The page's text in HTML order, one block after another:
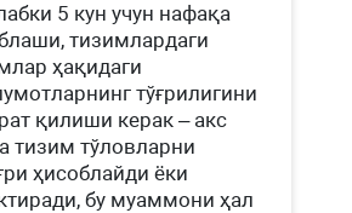
5 кун учун нафақа
тизимлардаги
ҳақидаги
тўғрилигини
қилиши керак – акс
тизим тўловларни
ҳисоблайди ёки
бу муаммони ҳал